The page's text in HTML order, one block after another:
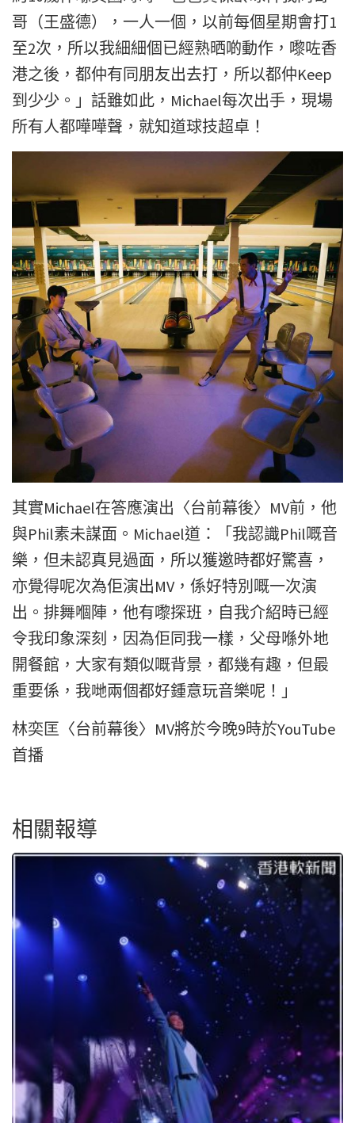
哥（王盛德），一人一個，以前每個星期會打1
至2次，所以我細細個已經熟晒啲動作，嚟咗香
港之後，都仲有同朋友出去打，所以都仲Keep
到少少。」話雖如此，Michael每次出手，現場
所有人都嘩嘩聲，就知道球技超卓！
其實Michael在答應演出〈台前幕後〉MV前，他
與Phil素未謀面。Michael道：「我認識Phil嘅音
樂，但未認真見過面，所以獲邀時都好驚喜，
亦覺得呢次為佢演出MV，係好特別嘅一次演
出。排舞嗰陣，他有嚟探班，自我介紹時已經
令我印象深刻，因為佢同我一樣，父母喺外地
開餐館，大家有類似嘅背景，都幾有趣，但最
重要係，我哋兩個都好鍾意玩音樂呢！」
林奕匡〈台前幕後〉MV將於今晚9時於YouTube
首播
相關報導